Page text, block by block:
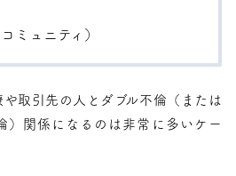
ミュニティ ）
取引先の人とダブル不倫（または
関係になるのは非常に多いケー